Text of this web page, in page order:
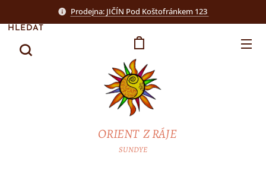
Prodejna: JIČÍN Pod Koštofránkem 123
ORIENT Z RÁJE
SUNDYE
HLEDAT